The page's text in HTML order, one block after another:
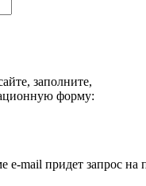
заполните,
форму:
e-mail придет запрос на